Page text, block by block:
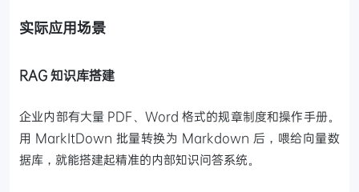
实际应用场景
RAG 知识库搭建
企业内部有大量 PDF、Word 格式的规章制度和操作手册。
用 MarkItDown 批量转换为 Markdown 后，喂给向量数
据库，就能搭建起精准的内部知识问答系统。